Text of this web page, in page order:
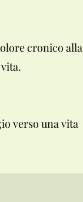
cronico alla
verso una vita